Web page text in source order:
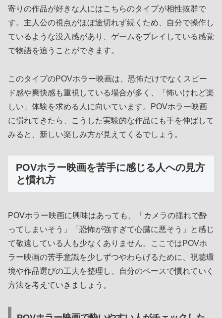
寄りの作品が好きな人にはこちらのタイプが相性抜群で
す。主人公の視点がほぼ途切れず続くため、自分で操作し
ているような没入感があり、ゲームをプレイしている感覚
で物語を追うことができます。
このタイプのPOVホラー映画は、恐怖だけでなくスピー
ド感や爽快感も重視している場合が多く、「怖いけれど楽
しい」体験を求める人に向いています。POVホラー映画
に慣れてきたら、こうした実験的な作品にも手を伸ばして
みると、新しい楽しみ方が見えてくるでしょう。
POVホラー映画を苦手に感じる人への見方
と慣れ方
POVホラー映画に興味はあっても、「カメラの揺れで酔
ってしまいそう」「恐怖が強すぎて心臓に悪そう」と感じ
て敬遠している人も少なくありません。ここではPOVホ
ラー映画の苦手意識を少しずつやわらげるために、視聴環
境や作品選びの工夫を整理し、自分のペースで慣れていく
方法を考えていきましょう。